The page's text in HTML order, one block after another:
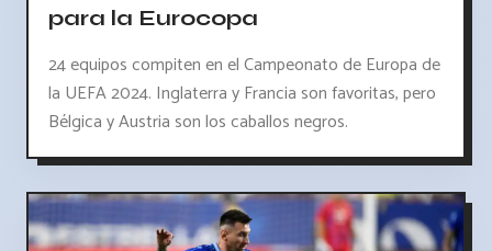
para la Eurocopa
24 equipos compiten en el Campeonato de Europa de
la UEFA 2024. Inglaterra y Francia son favoritas, pero
Bélgica y Austria son los caballos negros.